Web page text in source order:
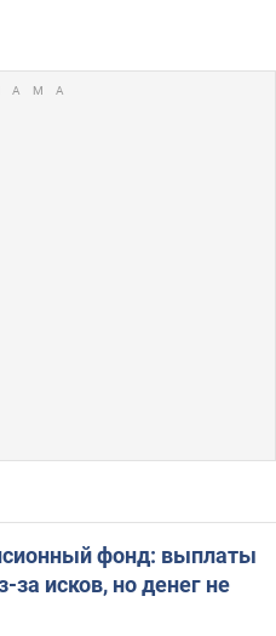
фонд: выплаты
за исков, но денег не